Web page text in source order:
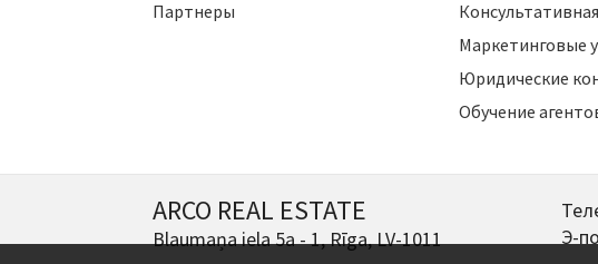
Партнеры
Маркетинговые
Юридические
Обучение
ARCO REAL ESTATE
Blaumaņa iela 5a - 1, Rīga, LV-1011
Э-